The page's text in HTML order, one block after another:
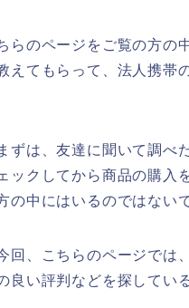
らのページをご覧の方の
えてもらって、法人携帯
ずは、友達に聞いて調べ
ックしてから商品の購入
の中にはいるのではない
回、こちらのページでは
良い評判などを探してい